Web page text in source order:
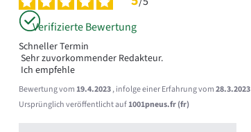
Verifizierte Bewertung
Schneller Termin
Ich empfehle
Bewertung vom19.4.2023, infolge einer Erfahrung vom28.3.2023
Ursprünglich veröffentlicht auf1001pneus.fr (fr)